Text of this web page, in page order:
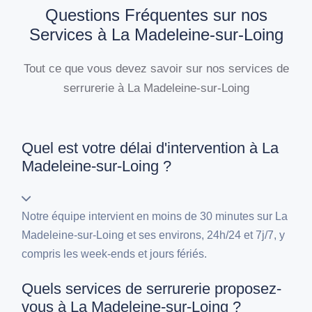
Questions Fréquentes sur nos
Services à La Madeleine-sur-Loing
Tout ce que vous devez savoir sur nos services de
serrurerie à La Madeleine-sur-Loing
Quel est votre délai d'intervention à La
Madeleine-sur-Loing ?
Notre équipe intervient en moins de 30 minutes sur La
Madeleine-sur-Loing et ses environs, 24h/24 et 7j/7, y
compris les week-ends et jours fériés.
Quels services de serrurerie proposez-
vous à La Madeleine-sur-Loing ?